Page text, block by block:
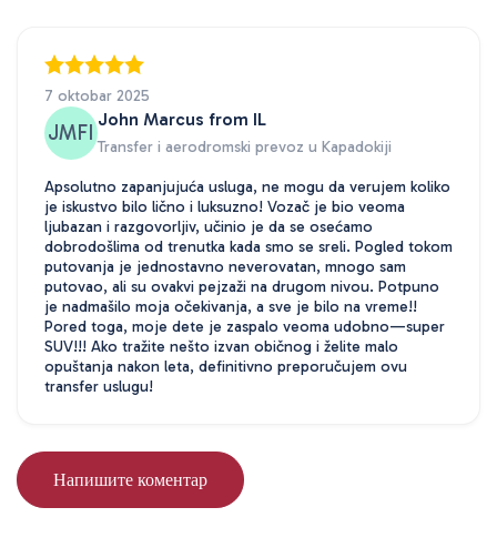
7 oktobar 2025
JMFI
John Marcus from IL
Transfer i aerodromski prevoz u Kapadokiji
Apsolutno zapanjujuća usluga, ne mogu da verujem koliko
je iskustvo bilo lično i luksuzno! Vozač je bio veoma
ljubazan i razgovorljiv, učinio je da se osećamo
dobrodošlima od trenutka kada smo se sreli. Pogled tokom
putovanja je jednostavno neverovatan, mnogo sam
putovao, ali su ovakvi pejzaži na drugom nivou. Potpuno
je nadmašilo moja očekivanja, a sve je bilo na vreme!!
Pored toga, moje dete je zaspalo veoma udobno—super
SUV!!! Ako tražite nešto izvan običnog i želite malo
opuštanja nakon leta, definitivno preporučujem ovu
transfer uslugu!
Напишите коментар